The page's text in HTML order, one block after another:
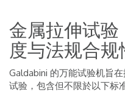
金属拉伸试
度与法规合规
Galdabini 的万能试验机旨
试验，包含但不限於以下标